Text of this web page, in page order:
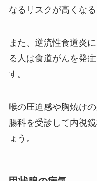
なるリスクが高くな
また、逆流性食道炎
る人は食道がんを発
す。
喉の圧迫感や胸焼け
腸科を受診して内視
ょう。